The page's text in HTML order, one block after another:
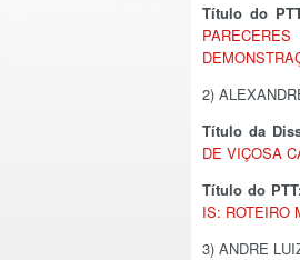
Título do
2)
Título da
DE VIÇOSA
Título do
IS: ROTEIRO
3) ANDRE